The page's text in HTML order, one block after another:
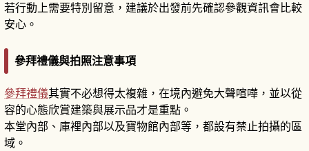
若行動上需要特別留意，建議於出發前先確認參觀資訊會比較
安心。
參拜禮儀與拍照注意事項
參拜禮儀其實不必想得太複雜，在境內避免大聲喧嘩，並以從
容的心態欣賞建築與展示品才是重點。
本堂內部、庫裡內部以及寶物館內部等，都設有禁止拍攝的區
域。